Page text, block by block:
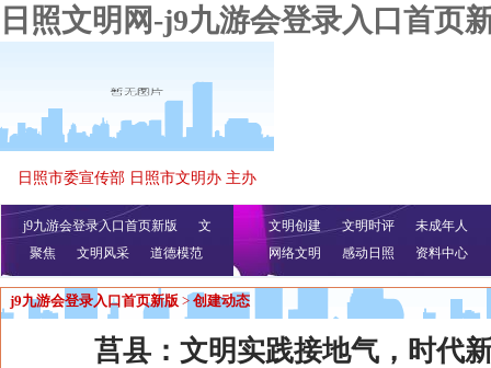
日照文明网-j9九游会登录入口首页
日照市委宣传部 日照市文明办 主办
j9九游会登录入口首页新版
文
明播报
公益视频
聚焦 文明风采 道德模范
文明创建 文明时评
未成年人
网络文明
感动日照 资料中心
j9九游会登录入口首页新版 > 创建动态
莒县：文明实践接地气，时代